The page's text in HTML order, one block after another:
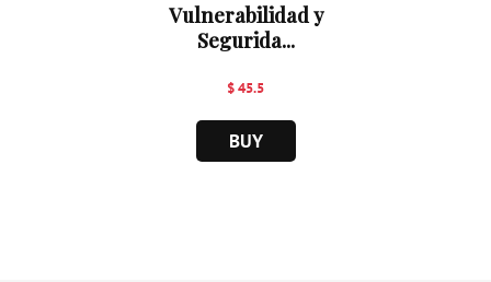
Vulnerabilidad y
Segurida...
$ 45.5
BUY